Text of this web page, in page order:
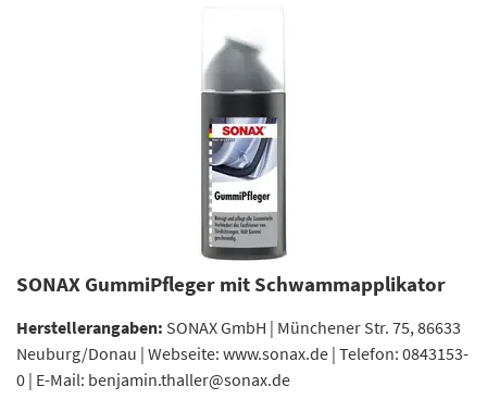
SONAX GummiPfleger mit Schwammapplikator
Herstellerangaben: SONAX GmbH | Münchener Str. 75, 86633
Neuburg/Donau | Webseite: www.sonax.de | Telefon: 0843153-
0 | E-Mail: benjamin.thaller@sonax.de